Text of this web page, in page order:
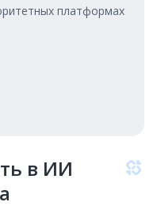
платформах
в ИИ